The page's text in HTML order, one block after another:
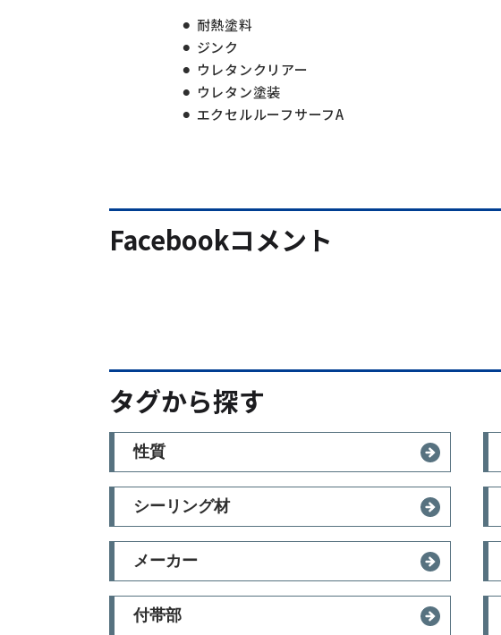
耐熱塗料
ジンク
ウレタンクリアー
ウレタン塗装
エクセルルーフサーフA
Facebookコメント
タグから探す
性質
シーリング材
メーカー
付帯部